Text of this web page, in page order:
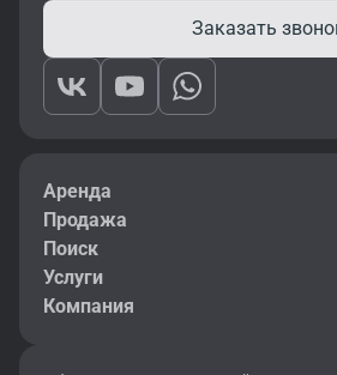
Заказать
Аренда
Продажа
Поиск
Услуги
Компания